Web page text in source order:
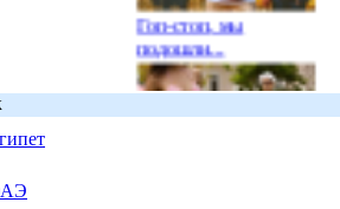
Гоп-стоп, мы
подошли...